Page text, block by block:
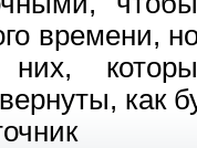
времени,
как